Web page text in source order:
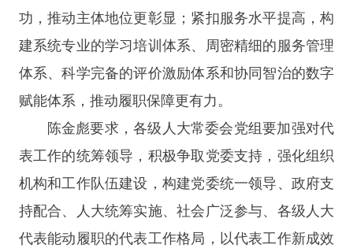
功，推动主体地位更彰显；紧扣服务水平提高，构
建系统专业的学习培训体系、周密精细的服务管理
体系、科学完备的评价激励体系和协同智治的数字
赋能体系，推动履职保障更有力。
陈金彪要求，各级人大常委会党组要加强对代
表工作的统筹领导，积极争取党委支持，强化组织
机构和工作队伍建设，构建党委统一领导、政府支
持配合、人大统筹实施、社会广泛参与、各级人大
代表能动履职的代表工作格局，以代表工作新成效